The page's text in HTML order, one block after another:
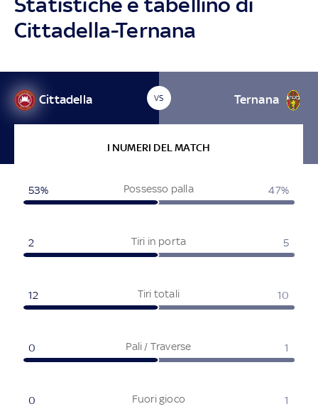
Cittadella-Ternana
Cittadella VS Ternana
I NUMERI DEL MATCH
Possesso palla
53% 47%
Tiri in porta
2 5
Tiri totali
12 10
Pali / Traverse
0 1
Fuori gioco
0 1